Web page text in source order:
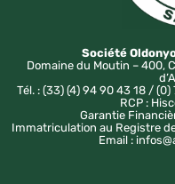
Société
Domaine du Moutin – 400,
Tél. : (33) (4) 94 90 43 18 /
RCP :
Garantie
Immatriculation au Registre
Email :